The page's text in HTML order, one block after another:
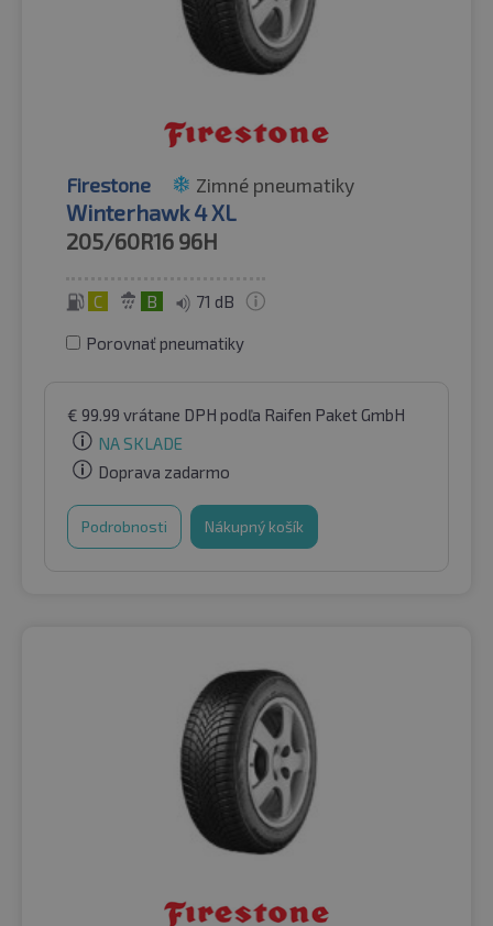
Firestone Zimné pneumatiky
Winterhawk 4 XL
205/60R16 96H
C B 71 dB
Porovnať pneumatiky
€ 99.99 vrátane DPH podľa Raifen Paket GmbH
NA SKLADE
Doprava zadarmo
Podrobnosti Nákupný košík